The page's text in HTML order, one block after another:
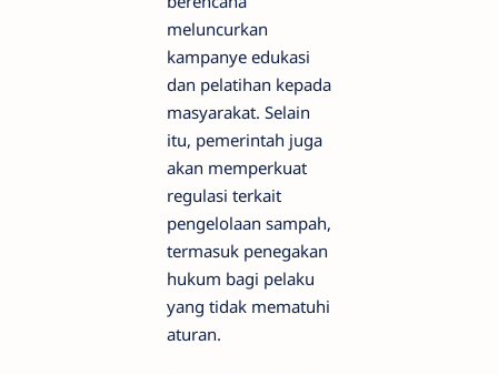
meluncurkan
kampanye edukasi
dan pelatihan kepada
masyarakat. Selain
itu, pemerintah juga
akan memperkuat
regulasi terkait
pengelolaan sampah,
termasuk penegakan
hukum bagi pelaku
yang tidak mematuhi
aturan.